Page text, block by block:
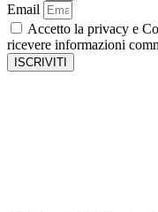
Email
Accetto la privacy e
ricevere informazioni
ISCRIVITI